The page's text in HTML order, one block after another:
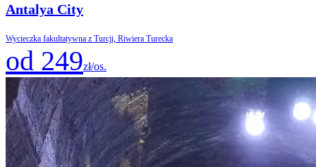
Antalya City
Wycieczka fakultatywna z Turcji, Riwiera Turecka
od 249zł/os.